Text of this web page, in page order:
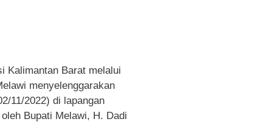
Kalimantan Barat melalui
menyelenggarakan
11/2022) di lapangan
Bupati Melawi, H. Dadi